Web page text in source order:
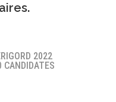
2022
CANDIDATES